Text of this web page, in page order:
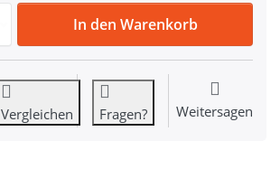
Scherenkarabiner mit Rundwirbel -
In den Warenkorb
Vergleichen Fragen? Weitersagen